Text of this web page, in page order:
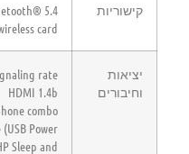
קישוריות
5.4
card
יציאות
וחיבורים
rate
HDMI 1.4b
combo
Power
Sleep and